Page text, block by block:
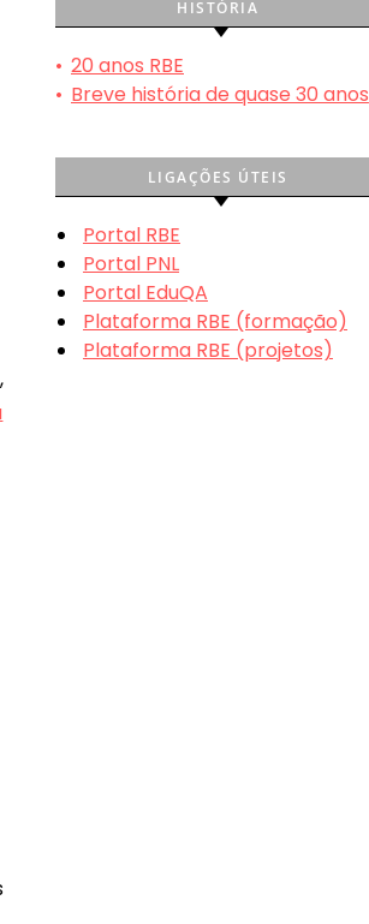
HISTÓRIA
• 20 anos RBE
• Breve história de quase 30 anos
LIGAÇÕES ÚTEIS
Portal RBE
Portal PNL
Portal EduQA
Plataforma RBE (formação)
Plataforma RBE (projetos)